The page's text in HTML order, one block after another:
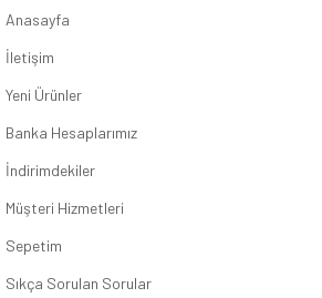
Anasayfa
İletişim
Yeni Ürünler
Banka Hesaplarımız
İndirimdekiler
Müşteri Hizmetleri
Sepetim
Sıkça Sorulan Sorular